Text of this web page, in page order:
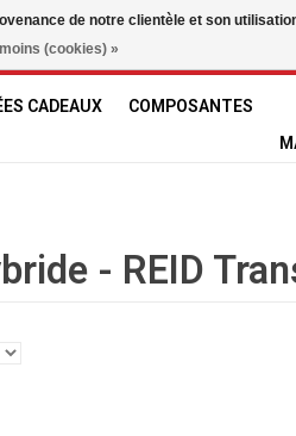
CADEAUX
COMPOSANTES
- REID
de notre clientèle et son
(cookies) »